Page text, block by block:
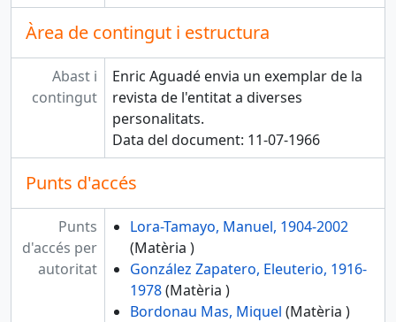
Àrea de contingut i estructura
Abast i
contingut
Enric Aguadé envia un exemplar de la
revista de l'entitat a diverses
personalitats.
Data del document: 11-07-1966
Punts d'accés
Punts
d'accés per
autoritat
Lora-Tamayo, Manuel, 1904-2002
(Matèria )
González Zapatero, Eleuterio, 1916-
1978(Matèria )
Bordonau Mas, Miquel (Matèria )